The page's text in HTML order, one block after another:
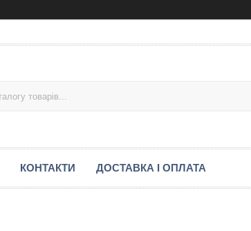
КОНТАКТИ ДОСТАВКА І ОПЛАТА